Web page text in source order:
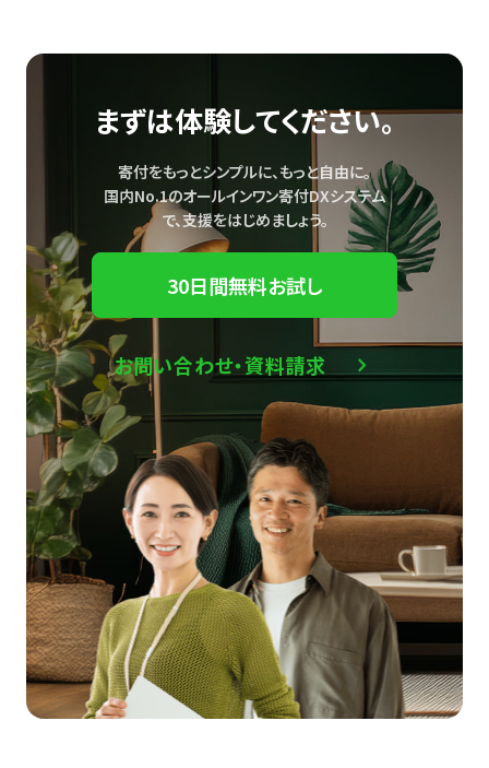
まずは体験してください。
寄付をもっとシンプルに、もっと自由に。
国内No.1のオールインワン寄付DXシステム
で、支援をはじめましょう。
30日間無料お試し
お問い合わせ・資料請求